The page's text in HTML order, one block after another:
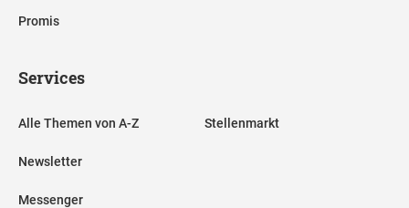
Promis
Services
Alle Themen von A-Z
Newsletter
Messenger
Stellenmarkt